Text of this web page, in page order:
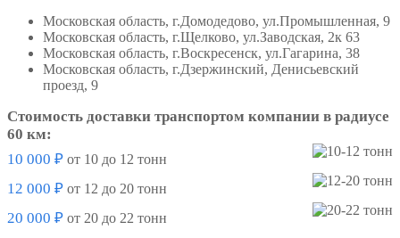
Московская область, г.Домодедово, ул.Промышленная, 9
Московская область, г.Щелково, ул.Заводская, 2к 63
Московская область, г.Воскресенск, ул.Гагарина, 38
Московская область, г.Дзержинский, Денисьевский
проезд, 9
Стоимость доставки транспортом компании в радиусе
60 км:
10 000 ₽ от 10 до 12 тонн
12 000 ₽ от 12 до 20 тонн
20 000 ₽ от 20 до 22 тонн